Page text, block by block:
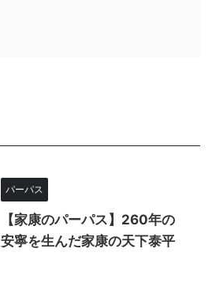
パーパス
【家康のパーパス】260年の
安寧を生んだ家康の天下泰平